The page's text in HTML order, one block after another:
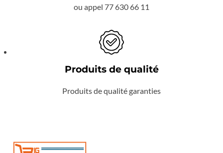
ou appel 77 630 66 11
Produits de qualité
Produits de qualité garanties